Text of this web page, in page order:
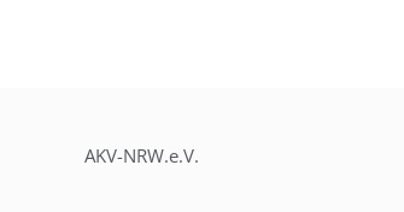
AKV-NRW.e.V.